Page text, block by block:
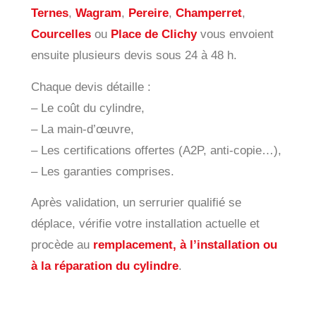
Ternes, Wagram, Pereire, Champerret,
Courcellesou Place de Clichyvous envoient
ensuite plusieurs devis sous 24 à 48 h.
Chaque devis détaille :
– Le coût du cylindre,
– La main-d’œuvre,
– Les certifications offertes (A2P, anti-copie…),
– Les garanties comprises.
Après validation, un serrurier qualifié se
déplace, vérifie votre installation actuelle et
procède au remplacement, à l’installation ou
à la réparation du cylindre.